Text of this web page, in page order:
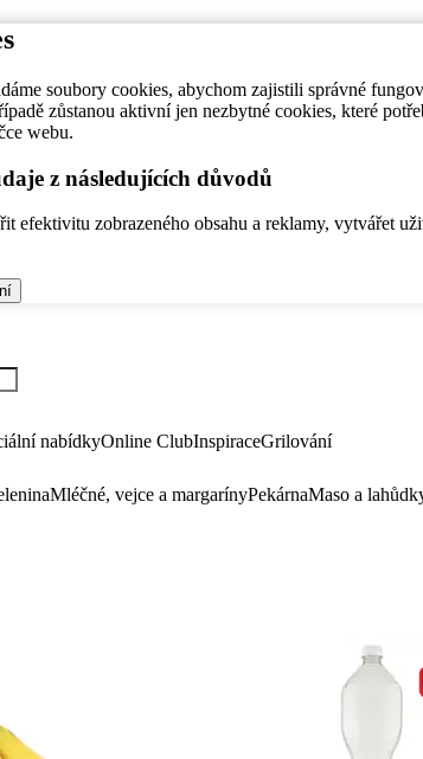
soubory cookies, abychom zajistili správné
zůstanou aktivní jen nezbytné cookies, které
webu.
z následujících důvodů
efektivitu zobrazeného obsahu a reklamy, vytvářet
nabídkyOnline ClubInspiraceGrilování
Mléčné, vejce a margarínyPekárnaMaso a